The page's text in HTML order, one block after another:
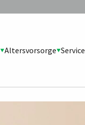
Altersvorsorge Service